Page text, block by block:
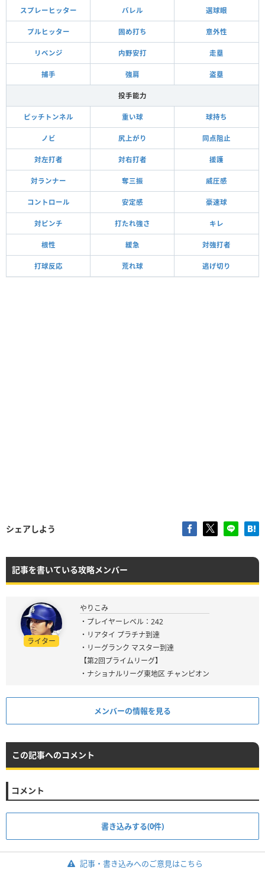
スプレーヒッター バレル 選球眼
プルヒッター 固め打ち 意外性
リベンジ 内野安打 走塁
捕手 強肩 盗塁
投手能力
ピッチトンネル 重い球 球持ち
ノビ 尻上がり 同点阻止
対左打者 対右打者 援護
対ランナー 奪三振 威圧感
コントロール 安定感 豪速球
対ピンチ 打たれ強さ キレ
根性 緩急 対強打者
打球反応 荒れ球 逃げ切り
シェアしよう
記事を書いている攻略メンバー
ライター
やりこみ
・プレイヤーレベル：242
・リアタイ プラチナ到達
・リーグランク マスター到達
【第2回プライムリーグ】
・ナショナルリーグ東地区 チャンピオン
メンバーの情報を見る
この記事へのコメント
コメント
書き込みする(0件)
記事・書き込みへのご意見はこちら